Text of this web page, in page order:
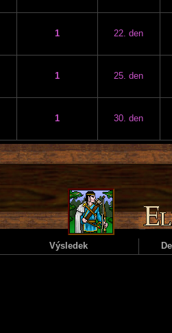
1 22. den
1 25. den
1 30. den
Výsledek